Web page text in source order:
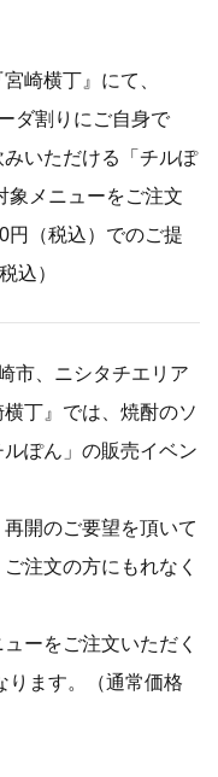
崎横丁』にて、
ダ割りにご自身で
みいただける「チルぽ
象メニューをご注文
円（税込）でのご提
込）
市、ニシタチエリア
丁』では、焼酎のソ
ぽん」の販売イベン
開のご要望を頂いて
注文の方にもれなく
ーをご注文いただく
ります。（通常価格